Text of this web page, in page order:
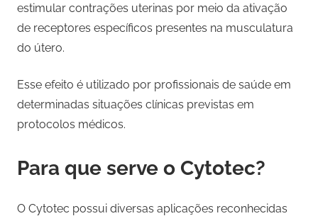
estimular contrações uterinas por meio da ativação
de receptores específicos presentes na musculatura
do útero.
Esse efeito é utilizado por profissionais de saúde em
determinadas situações clínicas previstas em
protocolos médicos.
Para que serve o Cytotec?
O Cytotec possui diversas aplicações reconhecidas